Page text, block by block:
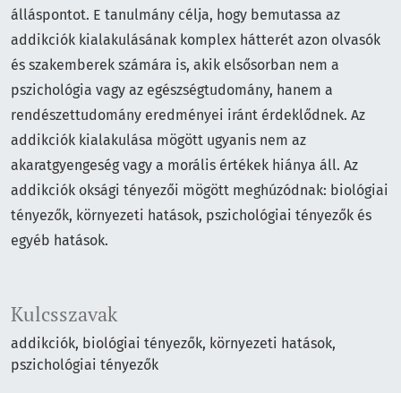
Kulcsszavak
addikciók biológiai tényezők környezeti hatások
pszichológiai tényezők
álláspontot. E tanulmány célja, hogy bemutassa az
addikciók kialakulásának komplex hátterét azon olvasók
és szakemberek számára is, akik elsősorban nem a
pszichológia vagy az egészségtudomány, hanem a
rendészettudomány eredményei iránt érdeklődnek. Az
addikciók kialakulása mögött ugyanis nem az
akaratgyengeség vagy a morális értékek hiánya áll. Az
addikciók oksági tényezői mögött meghúzódnak: biológiai
tényezők, környezeti hatások, pszichológiai tényezők és
egyéb hatások.